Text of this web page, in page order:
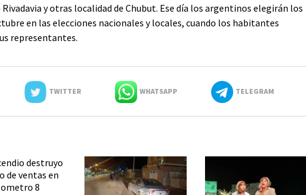
y otras localidad de Chubut. Ese día los argentinos elegirán los
en las elecciones nacionales y locales, cuando los habitantes
representantes.
TWITTER WHATSAPP TELEGRAM